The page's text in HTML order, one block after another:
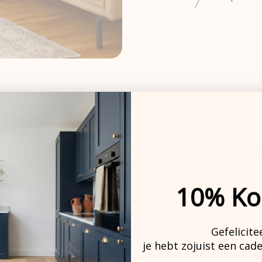
– één stijlvol
gaat zo de wasmachine in, de anti-slip mat blijft
er altijd als nieuw uit – wat het dagelijks
10%
je hebt zojuist een